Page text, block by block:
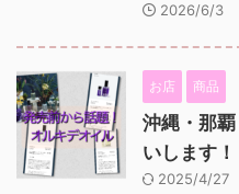
2026/6/3
お店 商品
沖縄・那
いします！
2025/4/27